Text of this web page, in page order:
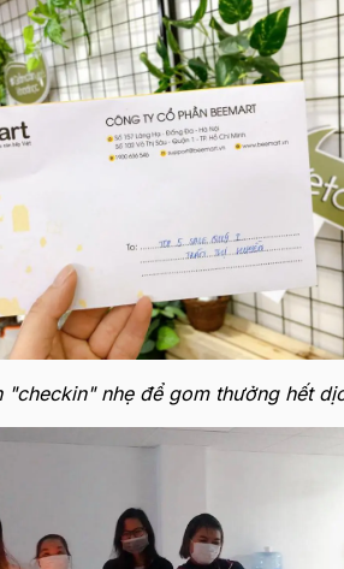
"checkin" nhẹ để gom thưởng hết